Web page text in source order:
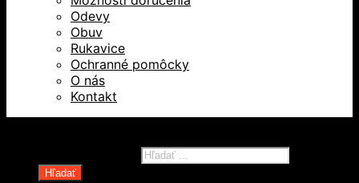
Odevy
Obuv
Rukavice
Ochranné pomôcky
O nás
Kontakt
Hľadať